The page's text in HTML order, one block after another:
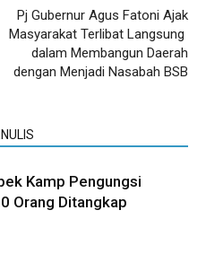
Pj Gubernur Agus Fatoni Ajak
Masyarakat Terlibat Langsung
dalam Membangun Daerah
dengan Menjadi Nasabah BSB
Kamp Pengungsi
Orang Ditangkap